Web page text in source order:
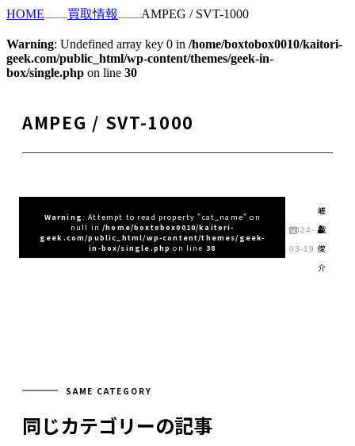
HOME 買取情報 AMPEG / SVT-1000
Warning: Undefined array key 0 in /home/boxtobox0010/kaitori-
geek.com/public_html/wp-content/themes/geek-in-
box/single.php on line 30
AMPEG / SVT-1000
Warning: Attempt to read property "cat_name" on
null in/home/boxtobox0010/kaitori-
geek.com/public_html/wp-content/themes/geek-
in-box/single.php on line 38
2024-
03-19
嵯
峨
俊
介
SAME CATEGORY
同じカテゴリーの記事